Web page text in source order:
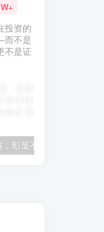
投资的
而不是
不是证